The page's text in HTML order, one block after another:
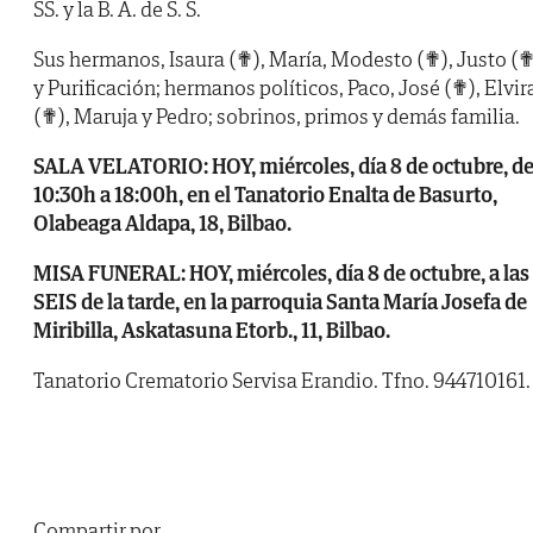
SS. y la B. A. de S. S.
Sus hermanos, Isaura (✟), María, Modesto (✟), Justo
y Purificación; hermanos políticos, Paco, José (✟),
(✟), Maruja y Pedro; sobrinos, primos y demás familia.
SALA VELATORIO: HOY, miércoles, día 8 de octubre, de
10:30h a 18:00h, en el Tanatorio Enalta de Basurto,
Olabeaga Aldapa, 18, Bilbao.
MISA FUNERAL: HOY, miércoles, día 8 de octubre, a las
SEIS de la tarde, en la parroquia Santa María Josefa de
Miribilla, Askatasuna Etorb., 11, Bilbao.
Tanatorio Crematorio Servisa Erandio. Tfno. 944710161.